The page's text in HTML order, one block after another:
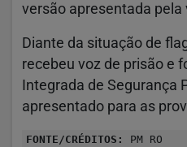
versão apresentada pela
Diante da situação de
recebeu voz de prisão e
Integrada de Segurança
apresentado para as
FONTE/CRÉDITOS: PM RO